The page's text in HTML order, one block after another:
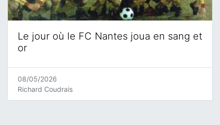
Le jour où le FC Nantes joua en sang et
or
08/05/2026
Richard Coudrais